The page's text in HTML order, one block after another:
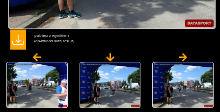
pobierz z wynikiem
(dawnload with result)